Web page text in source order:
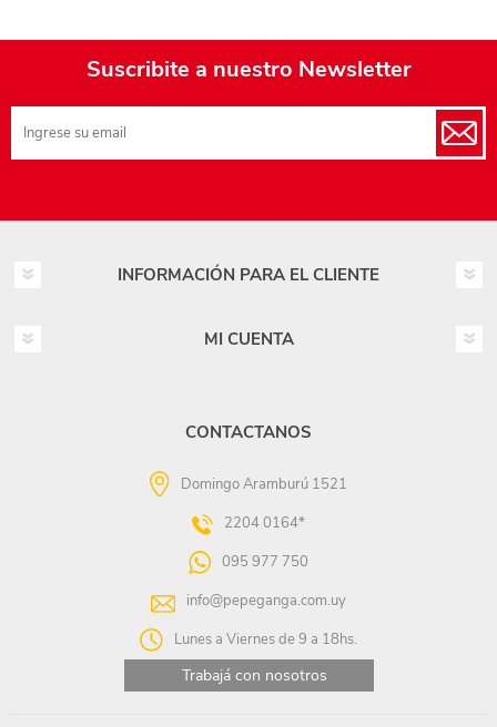
Suscribite a nuestro Newsletter
INFORMACIÓN PARA EL CLIENTE
MI CUENTA
CONTACTANOS
Domingo Aramburú 1521
2204 0164*
095 977 750
info@pepeganga.com.uy
Lunes a Viernes de 9 a 18hs.
Trabajá con nosotros